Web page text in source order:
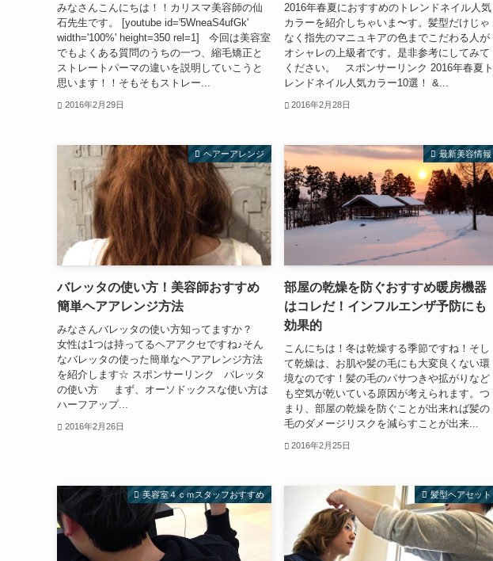
みなさんこんにちは！！カリスマ美容師の仙
石先生です。 [youtube id='5WneaS4ufGk'
width='100%' height=350 rel=1] 今回は美容室
でもよくある質問のうちの一つ、縮毛矯正と
ストレートパーマの違いを説明していこうと
思います！！そもそもストレー...
2016年2月29日
2016年春夏におすすめのトレンドネイル人気
カラーを紹介しちゃいま〜す。髪型だけじゃ
なく指先のマニュキアの色までこだわる人が
オシャレの上級者です。是非参考にしてみて
ください。 スポンサーリンク 2016年春夏ト
レンドネイル人気カラー10選！ &...
2016年2月28日
ヘアーアレンジ
バレッタの使い方！美容師おすすめ
簡単ヘアアレンジ方法
みなさんバレッタの使い方知ってますか？
女性は1つは持ってるヘアアクセですね♪そん
なバレッタの使った簡単なヘアアレンジ方法
を紹介します☆ スポンサーリンク バレッタ
の使い方 まず、オーソドックスな使い方は
ハーフアップ...
2016年2月26日
最新美容情報
部屋の乾燥を防ぐおすすめ暖房機器
はコレだ！インフルエンザ予防にも
効果的
こんにちは！冬は乾燥する季節ですね！そし
て乾燥は、お肌や髪の毛にも大変良くない環
境なのです！髪の毛のパサつきや拡がりなど
も空気が乾いている原因が考えられます。つ
まり、部屋の乾燥を防ぐことが出来れば髪の
毛のダメージリスクを減らすことが出来...
2016年2月25日
美容室４ｃｍスタッフおすすめ 髪型ヘアセット